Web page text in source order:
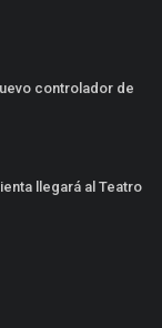
controlador de
llegará al Teatro